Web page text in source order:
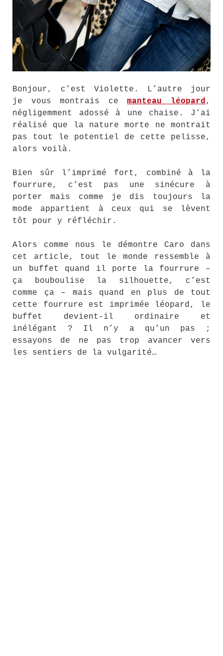
Bonjour, c’est Violette. L’autre jour
je vous montrais cemanteau léopard,
négligemment adossé à une chaise. J’ai
réalisé que la nature morte ne montrait
pas tout le potentiel de cette pelisse,
alors voilà.
Bien sûr l’imprimé fort, combiné à la
fourrure, c’est pas une sinécure à
porter mais comme je dis toujours la
mode appartient à ceux qui se lèvent
tôt pour y réfléchir.
Alors comme nous le démontre Caro dans
cet article, tout le monde ressemble à
un buffet quand il porte la fourrure –
ça bouboulise la silhouette, c’est
comme ça – mais quand en plus de tout
cette fourrure est imprimée léopard, le
buffet devient-il ordinaire et
inélégant ? Il n’y a qu’un pas ;
essayons de ne pas trop avancer vers
les sentiers de la vulgarité…